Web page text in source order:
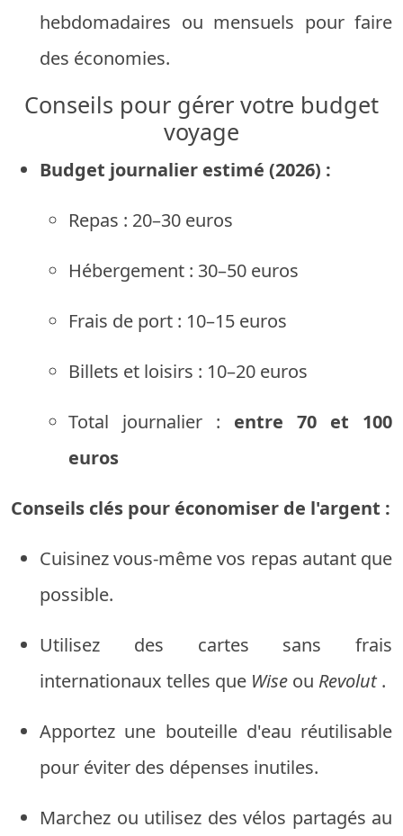
hebdomadaires ou mensuels pour faire
des économies.
Conseils pour gérer votre budget
voyage
Budget journalier estimé (2026) :
Repas : 20–30 euros
Hébergement : 30–50 euros
Frais de port : 10–15 euros
Billets et loisirs : 10–20 euros
Total journalier : entre 70 et 100
euros
Conseils clés pour économiser de l'argent :
Cuisinez vous-même vos repas autant que
possible.
Utilisez des cartes sans frais
internationaux telles que Wise ou Revolut.
Apportez une bouteille d'eau réutilisable
pour éviter des dépenses inutiles.
Marchez ou utilisez des vélos partagés au